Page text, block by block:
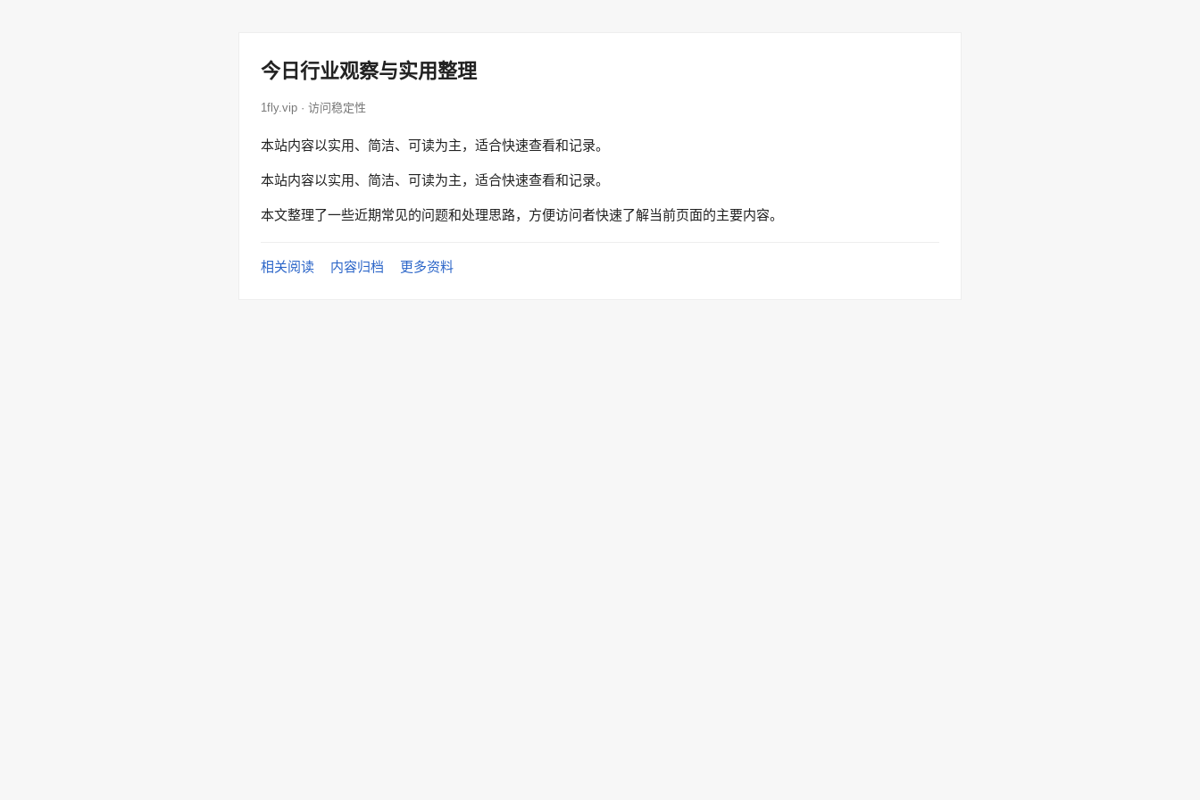
今日行业观察与实用整理
1fly.vip · 访问稳定性
本站内容以实用、简洁、可读为主，适合快速查看和记录。
本站内容以实用、简洁、可读为主，适合快速查看和记录。
本文整理了一些近期常见的问题和处理思路，方便访问者快速了解当前页面的主要内容。
相关阅读 内容归档 更多资料